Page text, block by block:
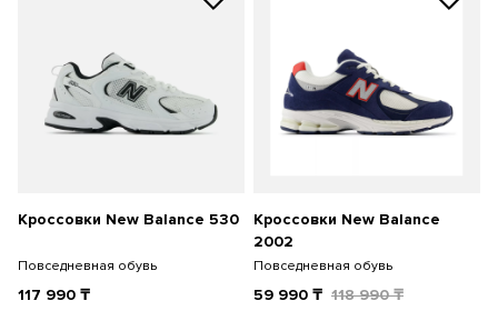
Кроссовки New Balance 530
Повседневная обувь
117 990 ₸
Кроссовки New Balance
2002
Повседневная обувь
59 990 ₸ 118 990₸